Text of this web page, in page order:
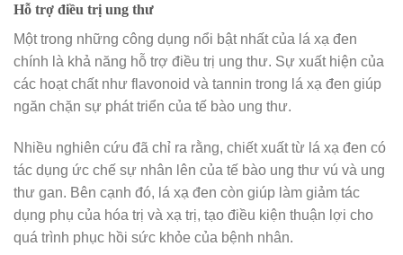
Hỗ trợ điều trị ung thư
Một trong những công dụng nổi bật nhất của lá xạ đen
chính là khả năng hỗ trợ điều trị ung thư. Sự xuất hiện của
các hoạt chất như flavonoid và tannin trong lá xạ đen giúp
ngăn chặn sự phát triển của tế bào ung thư.
Nhiều nghiên cứu đã chỉ ra rằng, chiết xuất từ lá xạ đen có
tác dụng ức chế sự nhân lên của tế bào ung thư vú và ung
thư gan. Bên cạnh đó, lá xạ đen còn giúp làm giảm tác
dụng phụ của hóa trị và xạ trị, tạo điều kiện thuận lợi cho
quá trình phục hồi sức khỏe của bệnh nhân.